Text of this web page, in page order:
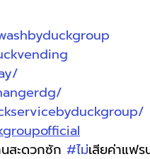
สะดวกซัก #ไมเสียค่าแฟร